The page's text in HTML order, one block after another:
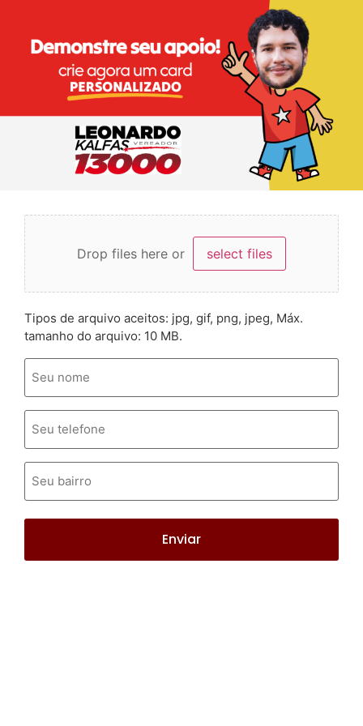
Drop files here or select files
Tipos de arquivo aceitos: jpg, gif, png, jpeg, Máx.
tamanho do arquivo: 10 MB.